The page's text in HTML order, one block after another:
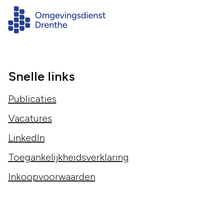
Snelle links
Publicaties
Vacatures
LinkedIn
Toegankelijkheidsverklaring
Inkoopvoorwaarden